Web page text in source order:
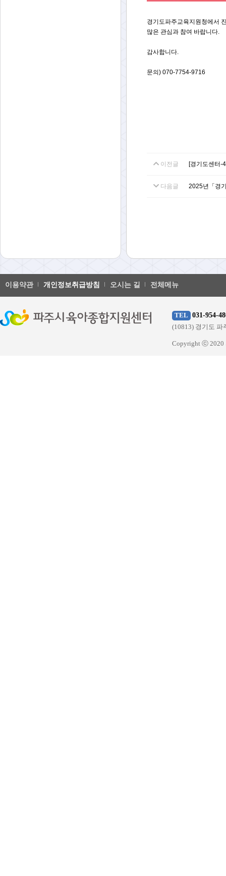
경기도파주교육지원청에서
많은 관심과 참여 바랍니다.
감사합니다.
문의) 070-7754-9716
이전글 [경기도센터-
다음글 2025년「경
이용약관 개인정보취급방침 오시는 길 전체메뉴
TEL 031-954-
(10813) 경기도 파
Copyright ⓒ 2020